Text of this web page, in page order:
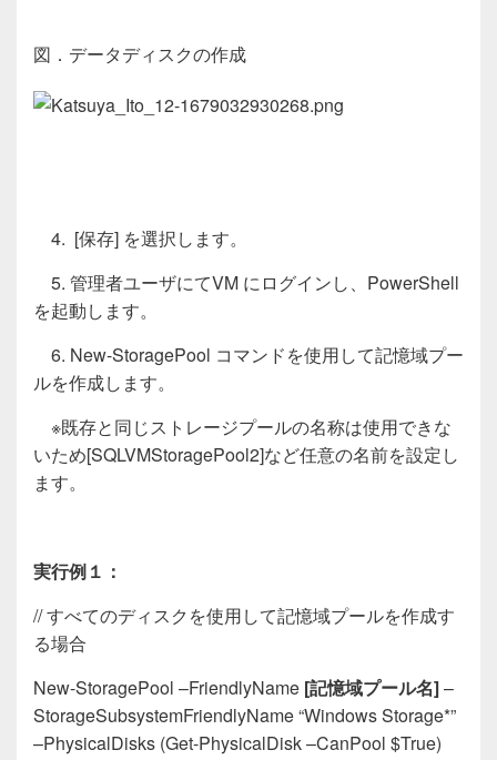
図．データディスクの作成
4. [保存] を選択します。
5. 管理者ユーザにてVM にログインし、PowerShell
を起動します。
6. New-StoragePool コマンドを使用して記憶域プー
ルを作成します。
※既存と同じストレージプールの名称は使用できな
いため[SQLVMStoragePool2]など任意の名前を設定し
ます。
実行例１：
//すべてのディスクを使用して記憶域プールを作成す
る場合
New-StoragePool –FriendlyName [記憶域プール名]–
StorageSubsystemFriendlyName“Windows Storage*”
–PhysicalDisks (Get-PhysicalDisk–CanPool $True)